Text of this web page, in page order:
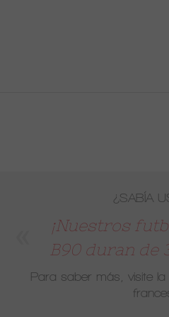
¿SABÍA
¡Nuestros
B90 duran de
Para saber más, visite la